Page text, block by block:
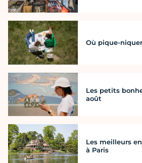
Où pique-
Les petits
août
Les meilleurs
à Paris